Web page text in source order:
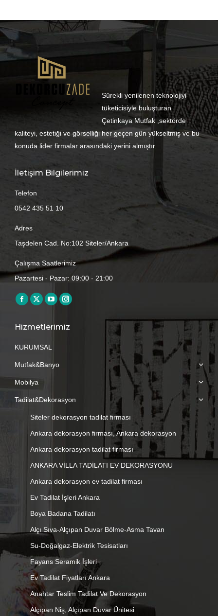
Sürekli yenilenen teknolojiyi
tüketicisiyle buluşturan
Çetinkaya Mutfak ,sektörde
kaliteyi, estetiği ve görselliği her geçen gün yükseltmiş ve bu
konuda lider firmalar arasındaki yerini almıştır.
İletişim Bilgilerimiz
Telefon
0542 435 51 10
Adres
Taşdelen Cad. No:102 Siteler/Ankara
Çalışma Saatlerimiz
Pazartesi - Pazar: 09:00 - 21:00
Find us on:
Facebook
opens
window
X
opens
window
YouTube
opens
window
Instagram
opens
Hizmetlerimiz
KURUMSAL
Mutfak&Banyo
Mobilya
Tadilat&Dekorasyon
Siteler dekorasyon tadilat firması
Ankara dekorasyon firması, Ankara dekorasyon
Ankara dekorasyon tadilat firması
ANKARA VİLLA TADİLATI EV DEKORASYONU
Ankara dekorasyon ev tadilat firması
Ev Tadilat İşleri Ankara
Boya Badana Tadilatı
Alçı Sıva-Alçıpan Duvar Bölme-Asma Tavan
Su-Doğalgaz-Elektrik Tesisatları
Fayans Seramik İşleri
Ev Tadilat Fiyatları Ankara
Anahtar Teslim Tadilat Ve Dekorasyon
Alçıpan Niş, Alçıpan Duvar Ünitesi